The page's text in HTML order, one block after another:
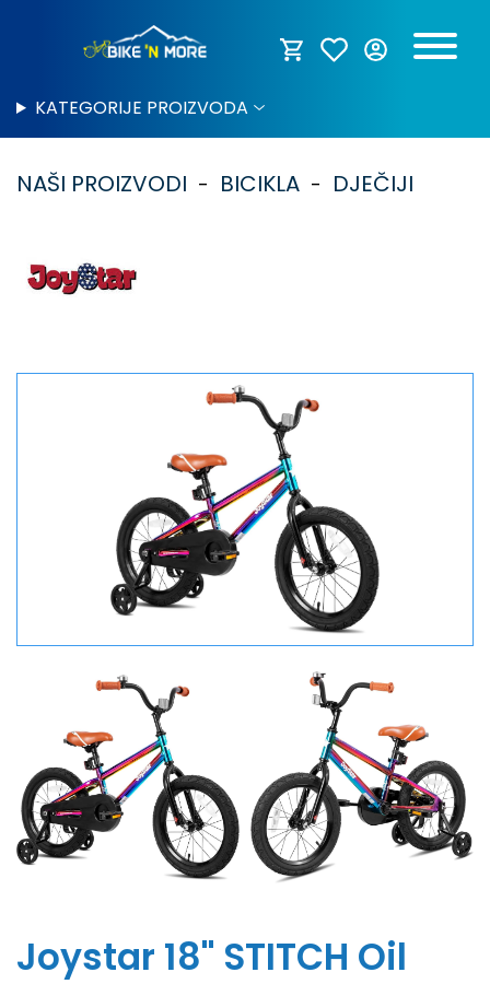
KATEGORIJE PROIZVODA
NAŠI PROIZVODI BICIKLA DJEČIJI
Joystar 18'' STITCH Oil